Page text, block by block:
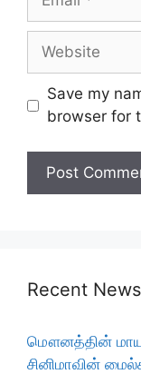
Website
Save my
browser for
Recent News
மௌனத்தின்
சினிமாவின்